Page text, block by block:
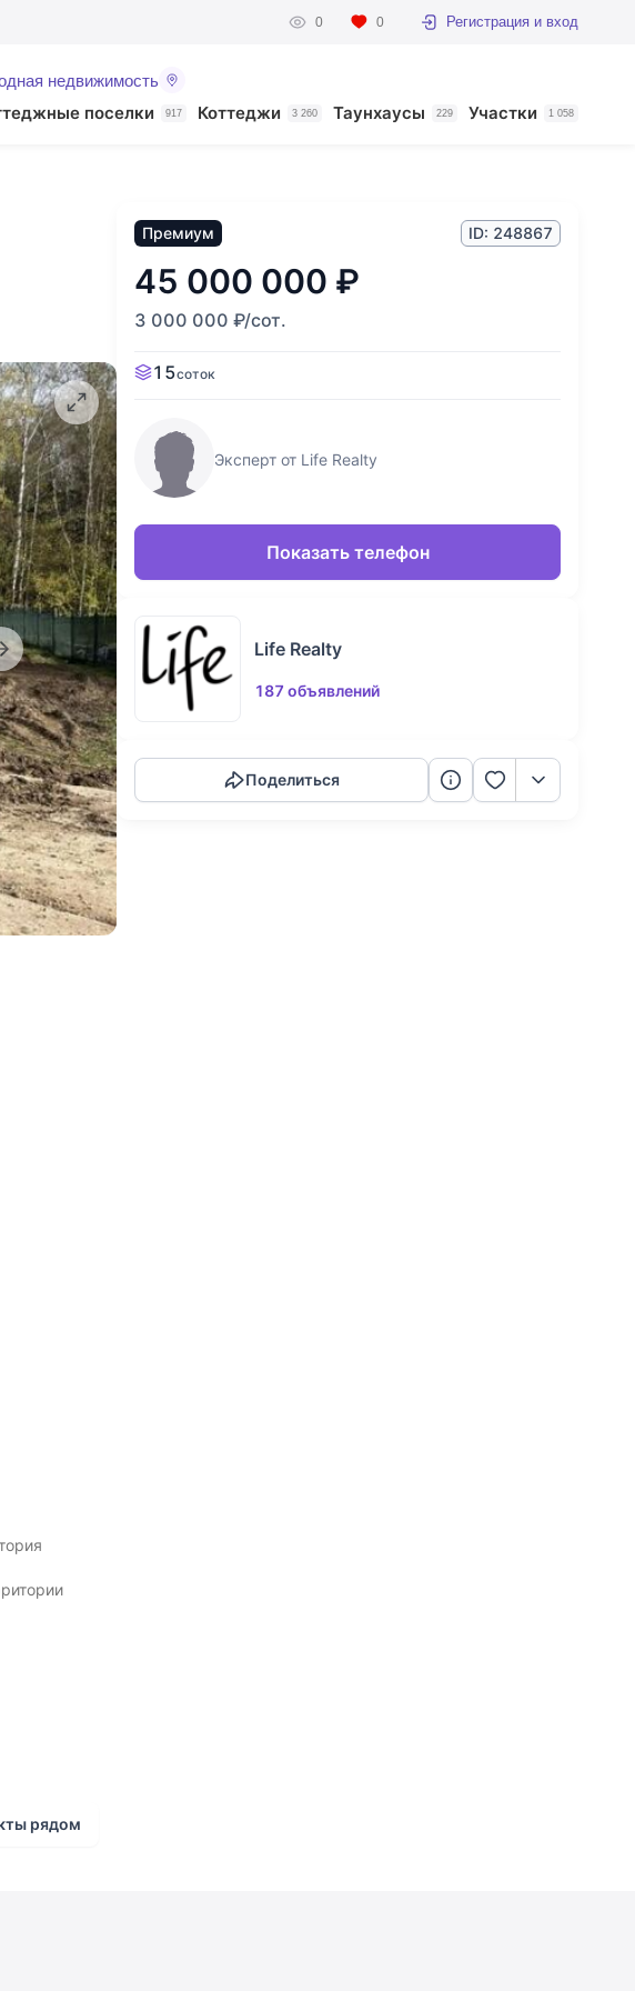
0 0 Регистрация и вход
недвижимость
поселки 917 Коттеджи 3 260 Таунхаусы 229 Участки 1 058
рядом
Премиум ID: 248867
45 000 000 ₽
3 000 000 ₽/сот.
15соток
Эксперт от Life Realty
Показать телефон
Life Realty
187 объявлений
Поделиться